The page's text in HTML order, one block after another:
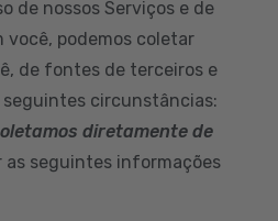
de nossos Serviços e de
você, podemos coletar
de fontes de terceiros e
circunstâncias:
diretamente de
as seguintes informações